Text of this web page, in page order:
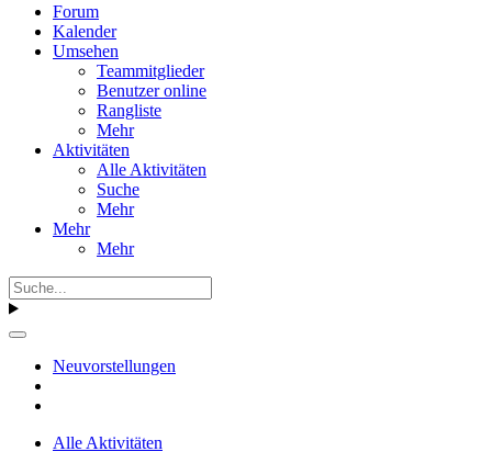
Forum
Kalender
Umsehen
Teammitglieder
Benutzer online
Rangliste
Mehr
Aktivitäten
Alle Aktivitäten
Suche
Mehr
Mehr
Mehr
Neuvorstellungen
Alle Aktivitäten